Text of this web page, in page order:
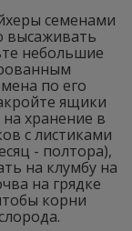
семенами
высаживать
небольшие
по его
ящики
хранение в
с листиками
- полтора),
на клумбу на
на грядке
корни